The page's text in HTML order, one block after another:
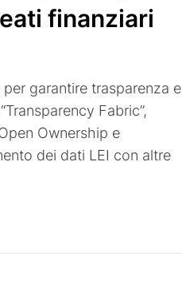
finanziari
garantire trasparenza e
Fabric”,
Ownership e
dei dati LEI con altre